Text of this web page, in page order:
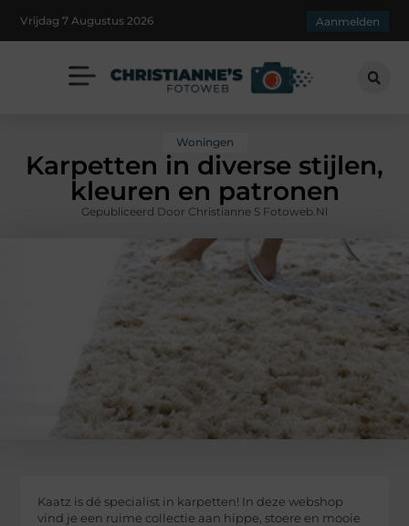
Vrijdag 7 Augustus 2026 Aanmelden
Woningen
Karpetten in diverse stijlen,
kleuren en patronen
Gepubliceerd Door Christianne S Fotoweb.nl
Kaatz is dé specialist in karpetten! In deze webshop
vind je een ruime collectie aan hippe, stoere en mooie